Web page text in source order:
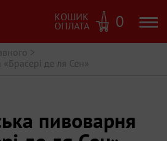
КОШИК
ОПЛАТА 0
>
«Брасері де ля Сен»
пивоварня